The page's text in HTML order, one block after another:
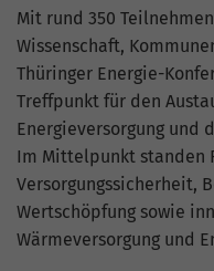
Mit rund 350
Wissenschaft,
Thüringer Energie-
Treffpunkt für den
Energieversorgung und
Im Mittelpunkt standen
Versorgungssicherheit,
Wertschöpfung sowie
Wärmeversorgung und
Name _gid
Laufzeit 1 Tag
Dieses
um
wie